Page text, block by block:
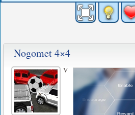
Nogomet 4×4
V